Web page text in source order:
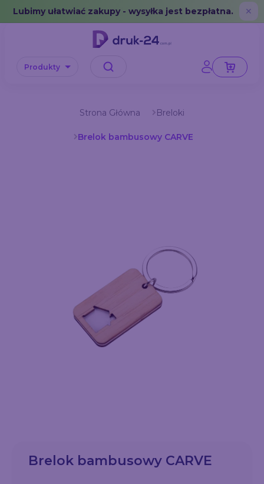
Error: No data in cache or invalid format
Lubimy ułatwiać zakupy - wysyłka jest bezpłatna. ✕
Produkty
Strona Główna Breloki
Brelok bambusowy CARVE
Brelok bambusowy CARVE